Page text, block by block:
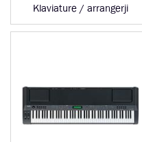
Klaviature / arrangerji